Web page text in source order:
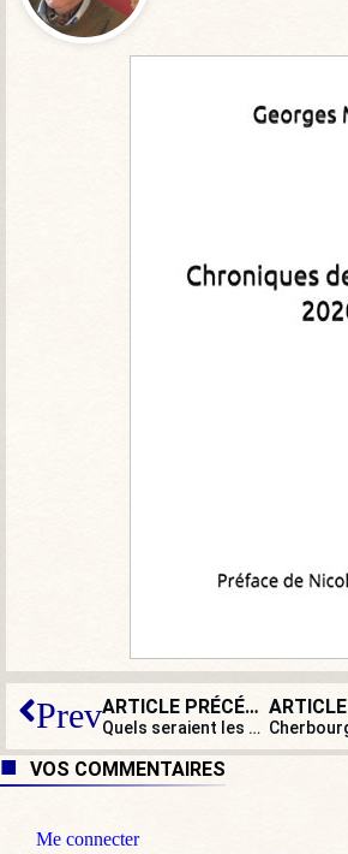
Prev ARTICLE PRÉCÉDENT
Quels seraient les ministres d’un éventuel gouvernement RN ?
VOS COMMENTAIRES
Me connecter